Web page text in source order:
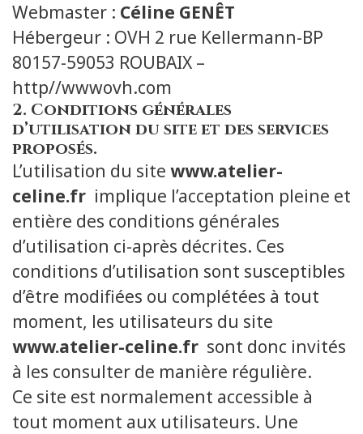
Webmaster : Céline GENÊT
Hébergeur : OVH 2 rue Kellermann-BP
80157-59053 ROUBAIX –
http//wwwovh.com
2. Conditions générales
d’utilisation du site et des services
proposés.
L’utilisation du site www.atelier-
celine.fr implique l’acceptation pleine et
entière des conditions générales
d’utilisation ci-après décrites. Ces
conditions d’utilisation sont susceptibles
d’être modifiées ou complétées à tout
moment, les utilisateurs du site
www.atelier-celine.fr sont donc invités
à les consulter de manière régulière.
Ce site est normalement accessible à
tout moment aux utilisateurs. Une